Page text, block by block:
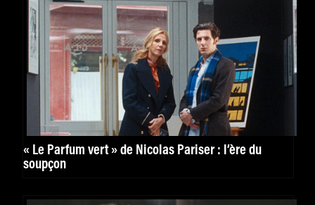
« Le Parfum vert » de Nicolas Pariser : l’ère du
soupçon